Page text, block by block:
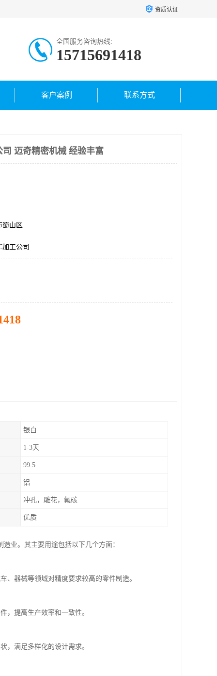
资质认证
全国服务咨询热线:
15715691418
客户案例 联系方式
迈奇精密机械 经验丰富
蜀山区
加工公司
银白
1-3天
99.5
铝
冲孔，雕花，氟碳
优质
业。其主要用途包括以下几个方面：
器械等领域对精度要求较高的零件制造。
，提高生产效率和一致性。
，满足多样化的设计需求。